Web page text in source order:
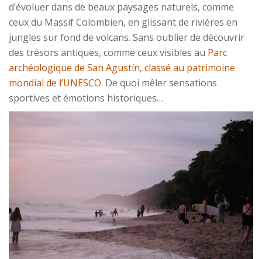
d’évoluer dans de beaux paysages naturels, comme
ceux du Massif Colombien, en glissant de rivières en
jungles sur fond de volcans. Sans oublier de découvrir
des trésors antiques, comme ceux visibles au Parc
archéologique de San Agustín, classé au patrimoine
mondial de l’UNESCO. De quoi mêler sensations
sportives et émotions historiques…